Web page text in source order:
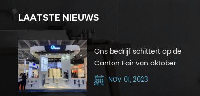
LAATSTE NIEUWS
Ons bedrijf schittert op de
Canton Fair van oktober
2023 met Silver Hair Zone
NOV 01, 2023